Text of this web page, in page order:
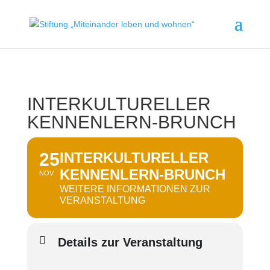
INTERKULTURELLER
KENNENLERN-BRUNCH
25
NOV
INTERKULTURELLER
KENNENLERN-BRUNCH
WEITERE INFORMATIONEN ZUR
VERANSTALTUNG
Details zur Veranstaltung